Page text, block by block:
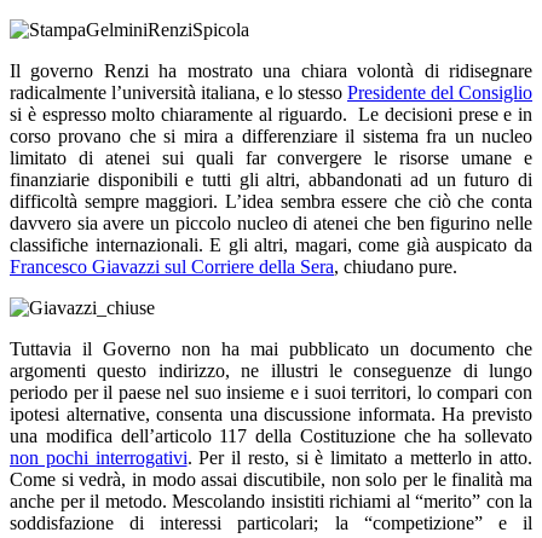
Il governo Renzi ha mostrato una chiara volontà di ridisegnare
radicalmente l’università italiana, e lo stesso Presidente del Consiglio
si è espresso molto chiaramente al riguardo. Le decisioni prese e in
corso provano che si mira a differenziare il sistema fra un nucleo
limitato di atenei sui quali far convergere le risorse umane e
finanziarie disponibili e tutti gli altri, abbandonati ad un futuro di
difficoltà sempre maggiori. L’idea sembra essere che ciò che conta
davvero sia avere un piccolo nucleo di atenei che ben figurino nelle
classifiche internazionali. E gli altri, magari, come già auspicato da
Francesco Giavazzi sul Corriere della Sera, chiudano pure.
Tuttavia il Governo non ha mai pubblicato un documento che
argomenti questo indirizzo, ne illustri le conseguenze di lungo
periodo per il paese nel suo insieme e i suoi territori, lo compari con
ipotesi alternative, consenta una discussione informata. Ha previsto
una modifica dell’articolo 117 della Costituzione che ha sollevato
non pochi interrogativi. Per il resto, si è limitato a metterlo in atto.
Come si vedrà, in modo assai discutibile, non solo per le finalità ma
anche per il metodo. Mescolando insistiti richiami al “merito” con la
soddisfazione di interessi particolari; la “competizione” e il